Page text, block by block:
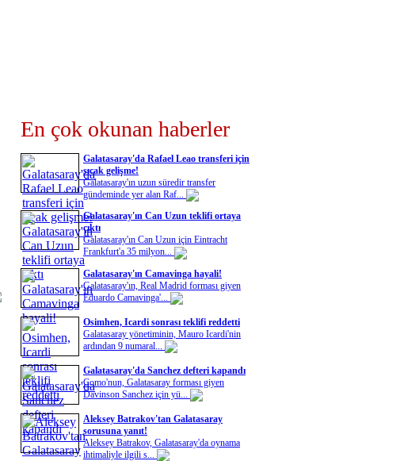
En çok okunan haberler
Galatasaray'da Rafael Leao transferi için
sıcak gelişme!
Galatasaray'ın uzun süredir transfer
gündeminde yer alan Raf...
Galatasaray'ın Can Uzun teklifi ortaya
çıktı
Galatasaray'ın Can Uzun için Eintracht
Frankfurt'a 35 milyon...
Galatasaray'ın Camavinga hayali!
Galatasaray'ın, Real Madrid forması giyen
Eduardo Camavinga'...
Osimhen, Icardi sonrası teklifi reddetti
Galatasaray yönetiminin, Mauro Icardi'nin
ardından 9 numaral...
Galatasaray'da Sanchez defteri kapandı
Como'nun, Galatasaray forması giyen
Davinson Sanchez için yü...
Aleksey Batrakov'tan Galatasaray
sorusuna yanıt!
Aleksey Batrakov, Galatasaray'da oynama
ihtimaliyle ilgili s...